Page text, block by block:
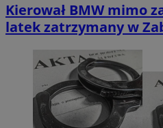
Kierował BMW mimo
latek zatrzymany w